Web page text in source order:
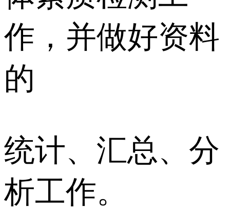
作，并做好资料
的
统计、汇总、分
析工作。